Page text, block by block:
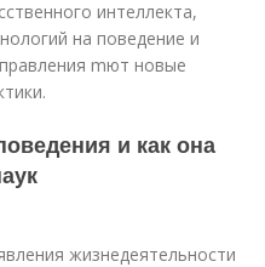
интеллекта,
на поведение и
mют новые
и как она
жизнедеятельности